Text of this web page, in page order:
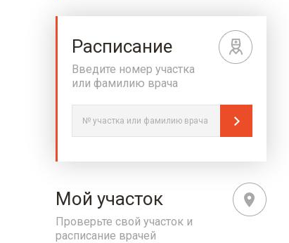
Расписание
Введите номер участка
или фамилию врача
Мой участок
Проверьте свой участок и
расписание врачей